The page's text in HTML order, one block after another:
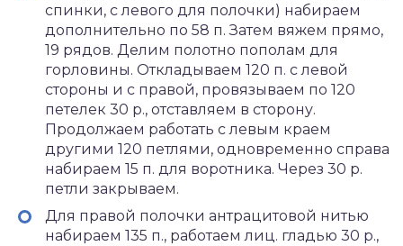
спинки, с левого для полочки) набираем
дополнительно по 58 п. Затем вяжем прямо,
19 рядов. Делим полотно пополам для
горловины. Откладываем 120 п. с левой
стороны и с правой, провязываем по 120
петелек 30 р., отставляем в сторону.
Продолжаем работать с левым краем
другими 120 петлями, одновременно справа
набираем 15 п. для воротника. Через 30 р.
петли закрываем.
Для правой полочки антрацитовой нитью
набираем 135 п., работаем лиц. гладью 30 р.,